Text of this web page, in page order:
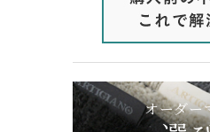
オーダー